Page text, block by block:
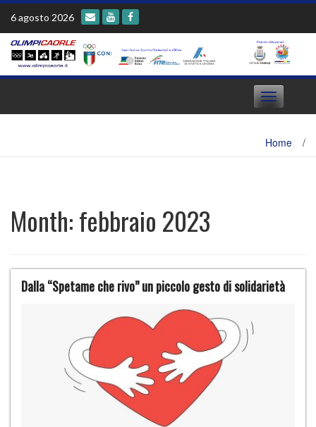
Skip
content
6 agosto 2026
Toggle
navigation
Home /
Month:febbraio 2023
Dalla “Spetame che rivo” un piccolo gesto di solidarietà